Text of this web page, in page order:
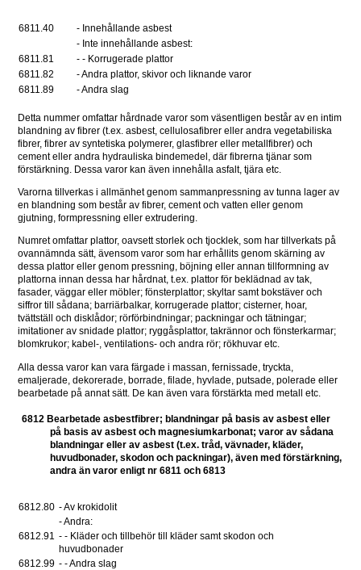
6811.40
- Innehållande asbest
- Inte innehållande asbest:
6811.81
- - Korrugerade plattor
6811.82
- Andra plattor, skivor och liknande varor
6811.89
- Andra slag
Detta nummer omfattar hårdnade varor som väsentligen består av en intim
blandning av fibrer (t.ex. asbest, cellulosafibrer eller andra vegetabiliska
fibrer, fibrer av syntetiska polymerer, glasfibrer eller metallfibrer) och
cement eller andra hydrauliska bindemedel, där fibrerna tjänar som
förstärkning. Dessa varor kan även innehålla asfalt, tjära etc.
Varorna tillverkas i allmänhet genom sammanpressning av tunna lager av
en blandning som består av fibrer, cement och vatten eller genom
gjutning, formpressning eller extrudering.
Numret omfattar plattor, oavsett storlek och tjocklek, som har tillverkats på
ovannämnda sätt, ävensom varor som har erhållits genom skärning av
dessa plattor eller genom pressning, böjning eller annan tillformning av
plattorna innan dessa har hårdnat, t.ex. plattor för beklädnad av tak,
fasader, väggar eller möbler; fönsterplattor; skyltar samt bokstäver och
siffror till sådana; barriärbalkar, korrugerade plattor; cisterner, hoar,
tvättställ och disklådor; rörförbindningar; packningar och tätningar;
imitationer av snidade plattor; ryggåsplattor, takrännor och fönsterkarmar;
blomkrukor; kabel-, ventilations- och andra rör; rökhuvar etc.
Alla dessa varor kan vara färgade i massan, fernissade, tryckta,
emaljerade, dekorerade, borrade, filade, hyvlade, putsade, polerade eller
bearbetade på annat sätt. De kan även vara förstärkta med metall etc.
6812 Bearbetade asbestfibrer; blandningar på basis av asbest eller
på basis av asbest och magnesiumkarbonat; varor av sådana
blandningar eller av asbest (t.ex. tråd, vävnader, kläder,
huvudbonader, skodon och packningar), även med förstärkning,
andra än varor enligt nr 6811 och 6813
6812.80 - Av krokidolit
- Andra:
6812.91 - - Kläder och tillbehör till kläder samt skodon och
huvudbonader
6812.99 - - Andra slag